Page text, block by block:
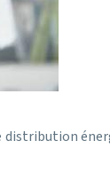
distribution